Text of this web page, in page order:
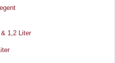
1,2 Liter